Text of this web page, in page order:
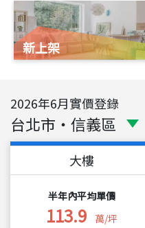
新上架
2026年6月實價登錄
台北市 ・ 信義區
大樓
半年內平均單價
113.9 萬/坪